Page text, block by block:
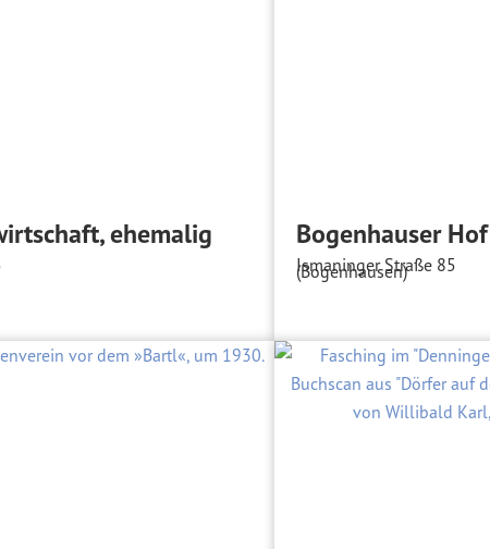
ehemalig Bogenhauser Hof
Ismaninger Straße 85
(Bogenhausen)